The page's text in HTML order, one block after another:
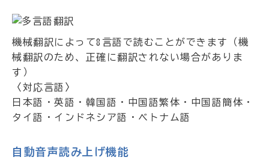
機械翻訳によって8言語で読むことができます（機
械翻訳のため、正確に翻訳されない場合がありま
す）
〈対応言語〉
日本語・英語・韓国語・中国語繁体・中国語簡体・
タイ語・インドネシア語・ベトナム語
自動音声読み上げ機能